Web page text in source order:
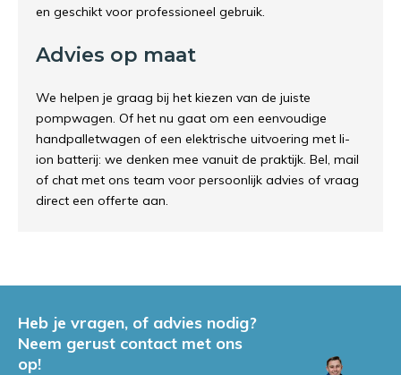
en geschikt voor professioneel gebruik.
Advies op maat
We helpen je graag bij het kiezen van de juiste
pompwagen. Of het nu gaat om een eenvoudige
handpalletwagen of een elektrische uitvoering met li-
ion batterij: we denken mee vanuit de praktijk. Bel, mail
of chat met ons team voor persoonlijk advies of vraag
direct een offerte aan.
Heb je vragen, of advies nodig?
Neem gerust contact met ons
op!